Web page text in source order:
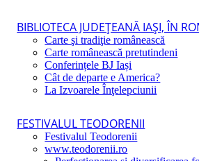
BIBLIOTECA JUDEŢEANĂ IAŞI, ÎN
Carte şi tradiţie românească
Carte românească pretutindeni
Conferințele BJ Iași
Cât de departe e America?
La Izvoarele Înţelepciunii
FESTIVALUL TEODORENII
Festivalul Teodorenii
www.teodorenii.ro